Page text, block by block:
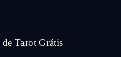
Tarot Grátis